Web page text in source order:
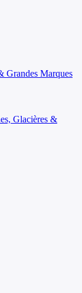
Grandes Marques
Glacières &